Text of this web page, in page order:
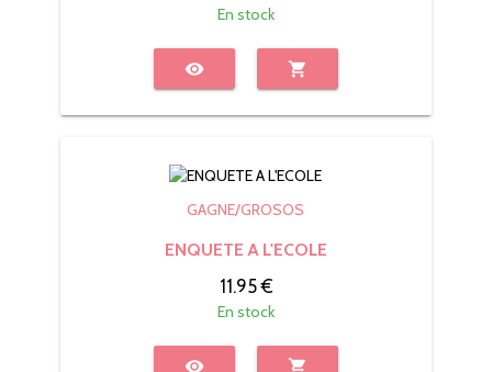
En stock
visibility shopping_cart
GAGNE/GROSOS
ENQUETE A L'ECOLE
11.95 €
En stock
visibility shopping_cart